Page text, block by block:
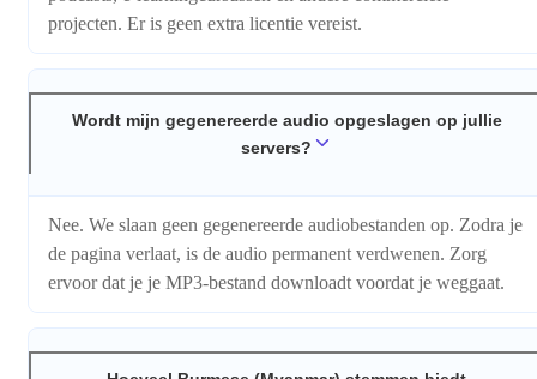
projecten. Er is geen extra licentie vereist.
Wordt mijn gegenereerde audio opgeslagen op jullie
servers?
Nee. We slaan geen gegenereerde audiobestanden op. Zodra je
de pagina verlaat, is de audio permanent verdwenen. Zorg
ervoor dat je je MP3-bestand downloadt voordat je weggaat.